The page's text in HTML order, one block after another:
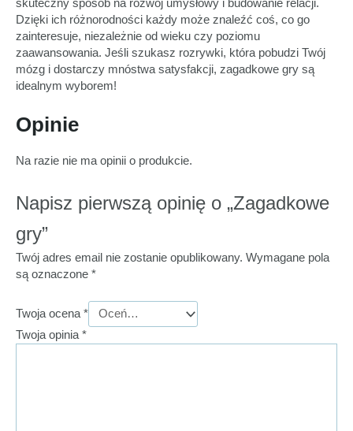
skuteczny sposób na rozwój umysłowy i budowanie relacji.
Dzięki ich różnorodności każdy może znaleźć coś, co go
zainteresuje, niezależnie od wieku czy poziomu
zaawansowania. Jeśli szukasz rozrywki, która pobudzi Twój
mózg i dostarczy mnóstwa satysfakcji, zagadkowe gry są
idealnym wyborem!
Opinie
Na razie nie ma opinii o produkcie.
Napisz pierwszą opinię o „Zagadkowe
gry”
Twój adres email nie zostanie opublikowany. Wymagane pola
są oznaczone *
Twoja ocena*
Twoja opinia *